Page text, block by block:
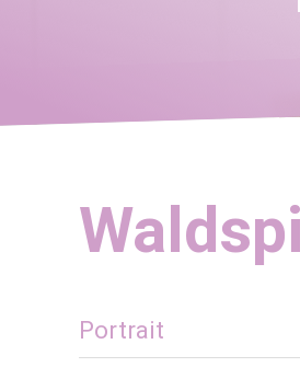
Portrait